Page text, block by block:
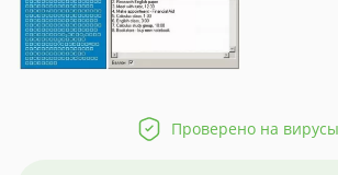
Проверено на вирусы